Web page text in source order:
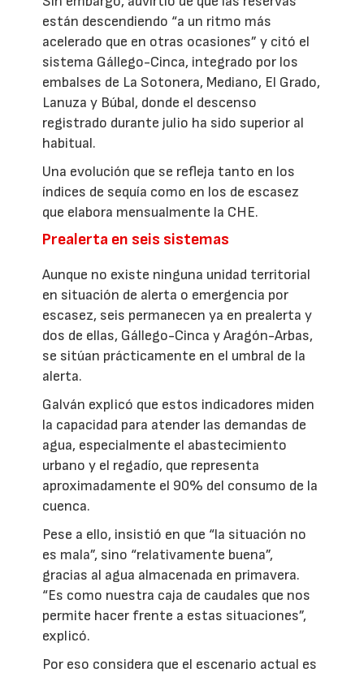
están descendiendo “a un ritmo más
acelerado que en otras ocasiones” y citó el
sistema Gállego-Cinca, integrado por los
embalses de La Sotonera, Mediano, El Grado,
Lanuza y Búbal, donde el descenso
registrado durante julio ha sido superior al
habitual.
Una evolución que se refleja tanto en los
índices de sequía como en los de escasez
que elabora mensualmente la CHE.
Prealerta en seis sistemas
Aunque no existe ninguna unidad territorial
en situación de alerta o emergencia por
escasez, seis permanecen ya en prealerta y
dos de ellas, Gállego-Cinca y Aragón-Arbas,
se sitúan prácticamente en el umbral de la
alerta.
Galván explicó que estos indicadores miden
la capacidad para atender las demandas de
agua, especialmente el abastecimiento
urbano y el regadío, que representa
aproximadamente el 90% del consumo de la
cuenca.
Pese a ello, insistió en que “la situación no
es mala”, sino “relativamente buena”,
gracias al agua almacenada en primavera.
“Es como nuestra caja de caudales que nos
permite hacer frente a estas situaciones”,
explicó.
Por eso considera que el escenario actual es